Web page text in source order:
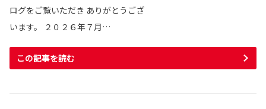
ログをご覧いただき ありがとうござ
います。 ２０２６年７月…
この記事を読む